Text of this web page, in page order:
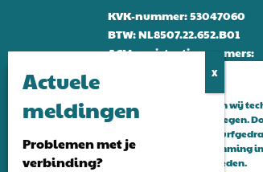
Om de beste ervaringen te bieden, gebruiken wij
over je apparaat op te slaan en/of te raadplegen.
technologieën kunnen wij gegevens zoals
Als je geen toestemming geeft of uw
hebben op bepaalde functies en mogelijkheden.
KVK-nummer: 53047060
BTW: NL8507.22.652.B01
ACM-registratienummers:
Problemen met je
verbinding?